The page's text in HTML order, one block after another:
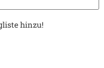
hinzu!